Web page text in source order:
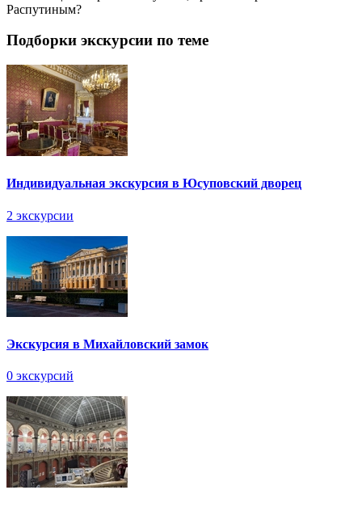
Распутиным?
Подборки экскурсии по теме
Индивидуальная экскурсия в Юсуповский дворец
2 экскурсии
Экскурсия в Михайловский замок
0 экскурсий